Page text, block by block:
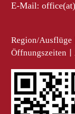
E-Mail:
Region/Ausflüge
Öffnungszeiten